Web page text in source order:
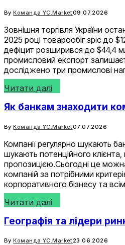
By Команда YC.Market09.07.2026
Зовнішня торгівля України
2025 році товарообіг зріс до
дефіцит розширився до $44,4
промисловий експорт
досліджено три промислові
Читати далі
Як банкам знаходити
By Команда YC.Market07.07.2026
Компанії регулярно шукають
шукають потенційного
пропозицією.Сьогодні це
компаній за потрібними
корпоративного бізнесу та
Читати далі
Географія та лідери
By Команда YC.Market23.06.2026